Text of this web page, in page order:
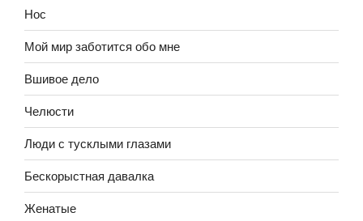
Нос
Мой мир заботится обо мне
Вшивое дело
Челюсти
Люди с тусклыми глазами
Бескорыстная давалка
Женатые